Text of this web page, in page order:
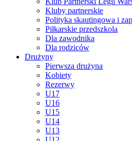
Kluby partnerskie
Polityka skautingowa i
Piłkarskie przedszkola
Dla zawodnika
Dla rodziców
Drużyny
Pierwsza drużyna
Kobiety
Rezerwy
U17
U16
U15
U14
U13